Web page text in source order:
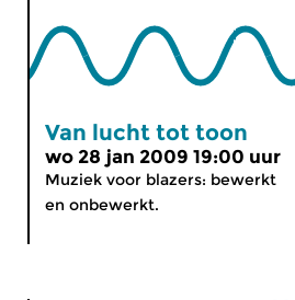
Van lucht tot toon
wo 28 jan 2009 19:00 uur
Muziek voor blazers: bewerkt
en onbewerkt.